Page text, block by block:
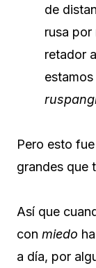
de
rusa por
retador
Pero esto
grandes que
Así que
con miedo
a día, por